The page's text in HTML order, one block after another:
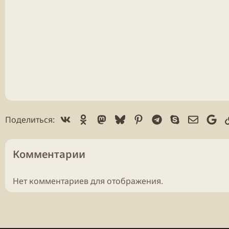
Поделиться: Vk Ok Mastodon
BlueskyPinterest
Telegram
Skype
Комментарии
Нет комментариев для отображения.